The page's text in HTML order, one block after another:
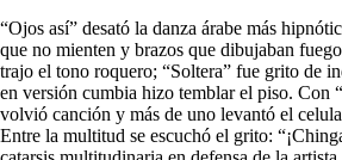
“Ojos así” desató la danza árabe más
que no mienten y brazos que dibujaban
trajo el tono roquero; “Soltera” fue grito de
en versión cumbia hizo temblar el piso. Con
volvió canción y más de uno levantó el
Entre la multitud se escuchó el grito: